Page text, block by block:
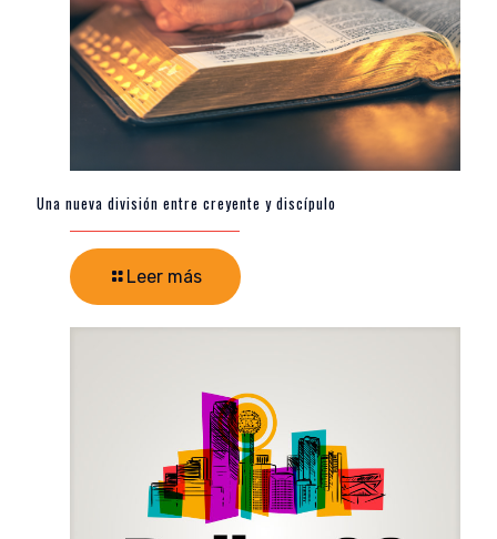
Una nueva división entre creyente y discípulo
Leer más